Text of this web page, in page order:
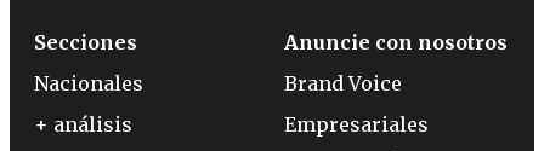
Secciones
Nacionales
+ análisis
Anuncie con nosotros
Brand Voice
Empresariales